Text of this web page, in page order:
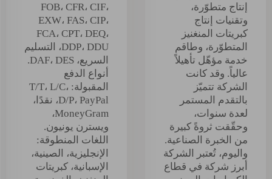
إنتاج متطوّرة،
وتقنيات إنتاج
كبريتات المنغنيز
المتطوّرة، وطاقم
خدمة مؤهّل تأهيلاً
عالياً. وقد كانت
الشركة تتميّز
بالتقدم المستمر
لعدة سنوات،
وحقّقت ثروةً كبيرة
من الخبرة الصناعية.
واليوم، تُعتبر الشركة
أبرز شركة في قطاع
FOB، CFR، CIF،
EXW، FAS، CIP،
FCA، CPT، DEQ،
DDP، DDU، التسليم
السريع، DAF، DES.
أنواع الدفع
المقبولة: T/T، L/C،
D/P، PayPal، نقدًا،
MoneyGram،
ويسترن يونيون.
اللغات المنطوقة:
الإنجليزية، الصينية،
الإسبانية، كبريتات